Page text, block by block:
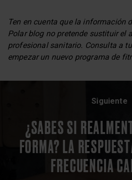
Ten en cuenta que la información
Polar blog no pretende sustituir el
profesional sanitario. Consulta a
empezar un nuevo programa de
Siguiente
¿SABES SI
FORMA? LA
FRECUENCIA